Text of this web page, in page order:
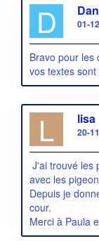
D Dan
01-
Bravo pour les
vos textes
L lisa
20-
J'ai trouvé les
avec les
Depuis je
cour.
Merci à Paula